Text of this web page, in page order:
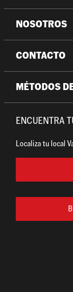
NOSOTROS
CONTACTO
MÉTODOS
ENCUENTRA
Localiza tu local